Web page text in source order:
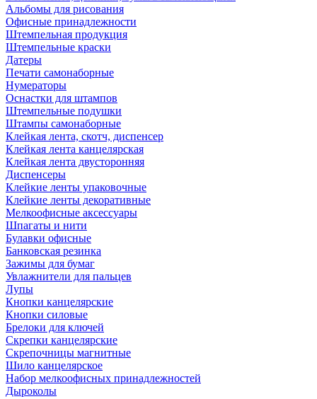
Альбомы для рисования
Офисные принадлежности
Штемпельная продукция
Штемпельные краски
Датеры
Печати самонаборные
Нумераторы
Оснастки для штампов
Штемпельные подушки
Штампы самонаборные
Клейкая лента, скотч, диспенсер
Клейкая лента канцелярская
Клейкая лента двусторонняя
Диспенсеры
Клейкие ленты упаковочные
Клейкие ленты декоративные
Мелкоофисные аксессуары
Шпагаты и нити
Булавки офисные
Банковская резинка
Зажимы для бумаг
Увлажнители для пальцев
Лупы
Кнопки канцелярские
Кнопки силовые
Брелоки для ключей
Скрепки канцелярские
Скрепочницы магнитные
Шило канцелярское
Набор мелкоофисных принадлежностей
Дыроколы